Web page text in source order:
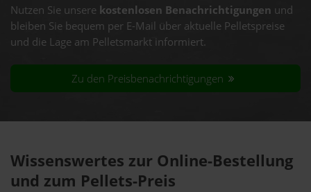
Nutzen Sie unsere kostenlosen Benachrichtigungen und
bleiben Sie bequem per E-Mail über aktuelle Pelletspreise
und die Lage am Pelletsmarkt informiert.
Zu den Preisbenachrichtigungen
Wissenswertes zur Online-Bestellung
und zum Pellets-Preis